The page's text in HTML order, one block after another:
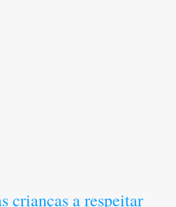
crianças a respeitar